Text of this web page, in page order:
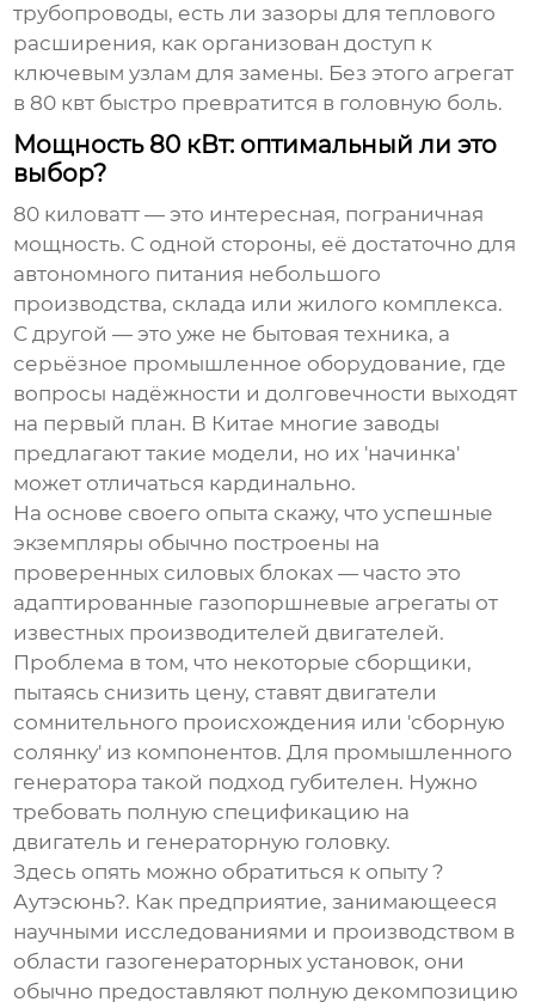
трубопроводы, есть ли зазоры для теплового
расширения, как организован доступ к
ключевым узлам для замены. Без этого агрегат
в 80 квт быстро превратится в головную боль.
Мощность 80 кВт: оптимальный ли это
выбор?
80 киловатт — это интересная, пограничная
мощность. С одной стороны, её достаточно для
автономного питания небольшого
производства, склада или жилого комплекса.
С другой — это уже не бытовая техника, а
серьёзное промышленное оборудование, где
вопросы надёжности и долговечности выходят
на первый план. В Китае многие заводы
предлагают такие модели, но их 'начинка'
может отличаться кардинально.
На основе своего опыта скажу, что успешные
экземпляры обычно построены на
проверенных силовых блоках — часто это
адаптированные газопоршневые агрегаты от
известных производителей двигателей.
Проблема в том, что некоторые сборщики,
пытаясь снизить цену, ставят двигатели
сомнительного происхождения или 'сборную
солянку' из компонентов. Для промышленного
генератора такой подход губителен. Нужно
требовать полную спецификацию на
двигатель и генераторную головку.
Здесь опять можно обратиться к опыту?
Аутэсюнь?. Как предприятие, занимающееся
научными исследованиями и производством в
области газогенераторных установок, они
обычно предоставляют полную декомпозицию